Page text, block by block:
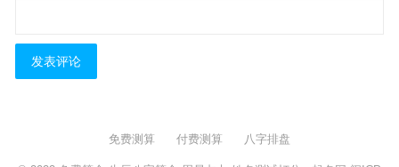
免费测算 付费测算 八字排盘